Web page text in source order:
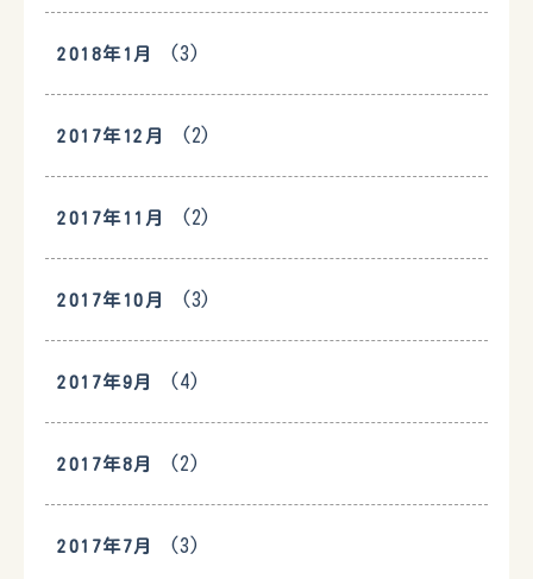
2018年1月 (3)
2017年12月 (2)
2017年11月 (2)
2017年10月 (3)
2017年9月 (4)
2017年8月 (2)
2017年7月 (3)